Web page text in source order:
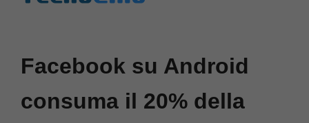
Facebook su Android
consuma il 20% della